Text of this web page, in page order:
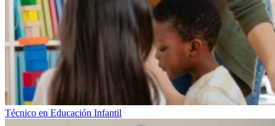
Técnico en Educación Infantil